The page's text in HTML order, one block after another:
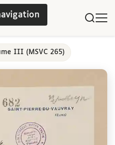
III (MSVC 265)